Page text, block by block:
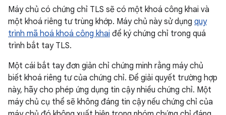
Máy chủ có chứng chỉ TLS sẽ có một khoá công khai và
một khoá riêng tư trùng khớp. Máy chủ này sử dụng quy
trình mã hoá khoá công khai để ký chứng chỉ trong quá
trình bắt tay TLS.
Một cái bắt tay đơn giản chỉ chứng minh rằng máy chủ
biết khoá riêng tư của chứng chỉ. Để giải quyết trường hợp
này, hãy cho phép ứng dụng tin cậy nhiều chứng chỉ. Một
máy chủ cụ thể sẽ không đáng tin cậy nếu chứng chỉ của